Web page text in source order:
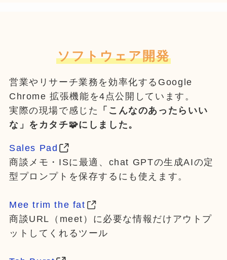
ソフトウェア開発
営業やリサーチ業務を効率化するGoogle
Chrome 拡張機能を4点公開しています。
実際の現場で感じた
「こんなのあったらいい
な」をカタチ🧩にしました。
Sales Pad
商談メモ・ISに最適、chat GPTの生成AIの定
型プロンプトを保存するにも使えます。
Mee trim the fat
商談URL（meet）に必要な情報だけアウトプ
ットしてくれるツール